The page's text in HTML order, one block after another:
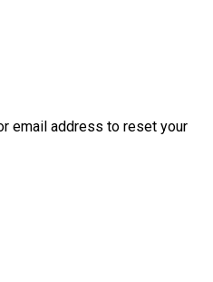
email address to reset your